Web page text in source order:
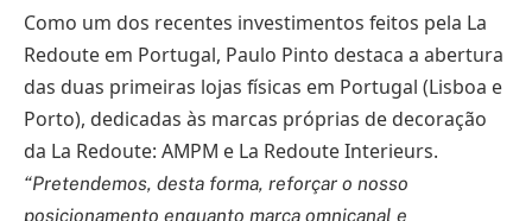
Como um dos recentes investimentos feitos pela La
Redoute em Portugal, Paulo Pinto destaca a abertura
das duas primeiras lojas físicas em Portugal (Lisboa e
Porto), dedicadas às marcas próprias de decoração
da La Redoute: AMPM e La Redoute Interieurs.
“Pretendemos, desta forma, reforçar o nosso
posicionamento enquanto marca omnicanal e